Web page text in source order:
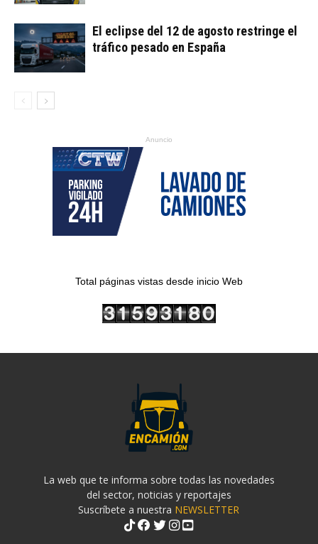
El eclipse del 12 de agosto restringe el
tráfico pesado en España
Anuncio
Total páginas vistas desde inicio Web
La web que te informa sobre todas las novedades
del sector, noticias y reportajes
Suscríbete a nuestra NEWSLETTER